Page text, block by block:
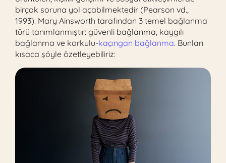
birçok soruna yol açabilmektedir (Pearson vd.,
1993). Mary Ainsworth tarafından 3 temel bağlanma
türü tanımlanmıştır: güvenli bağlanma, kaygılı
bağlanma ve korkulu-kaçıngan bağlanma. Bunları
kısaca şöyle özetleyebiliriz: